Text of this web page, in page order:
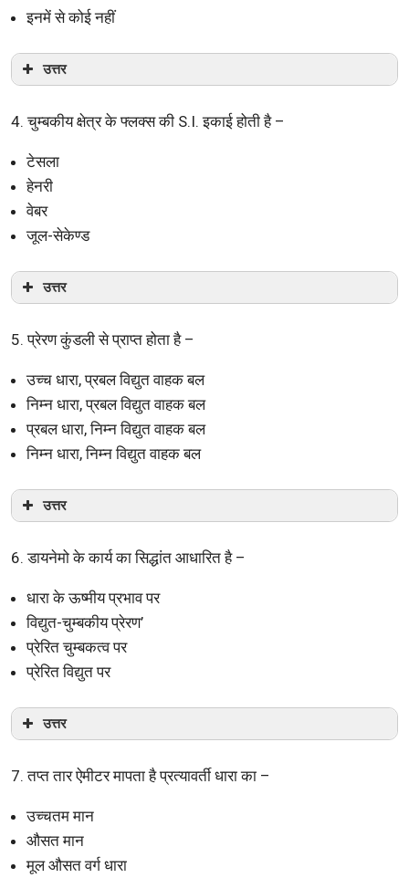
इनमें से कोई नहीं
उत्तर
4. चुम्बकीय क्षेत्र के फ्लक्स की S.I. इकाई होती है –
टेसला
हेनरी
वेबर
जूल-सेकेण्ड
उत्तर
5. प्रेरण कुंडली से प्राप्त होता है –
उच्च धारा, प्रबल विद्युत वाहक बल
निम्न धारा, प्रबल विद्युत वाहक बल
प्रबल धारा, निम्न विद्युत वाहक बल
निम्न धारा, निम्न विद्युत वाहक बल
उत्तर
6. डायनेमो के कार्य का सिद्धांत आधारित है –
धारा के ऊष्मीय प्रभाव पर
विद्युत-चुम्बकीय प्रेरण’
प्रेरित चुम्बकत्व पर
प्रेरित विद्युत पर
उत्तर
7. तप्त तार ऐमीटर मापता है प्रत्यावर्ती धारा का –
उच्चतम मान
औसत मान
मूल औसत वर्ग धारा